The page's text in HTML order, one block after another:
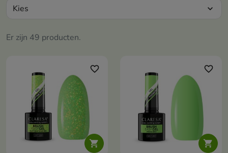
Er zijn 49 producten.
Kies expand_more

favorite_border

favorite_border